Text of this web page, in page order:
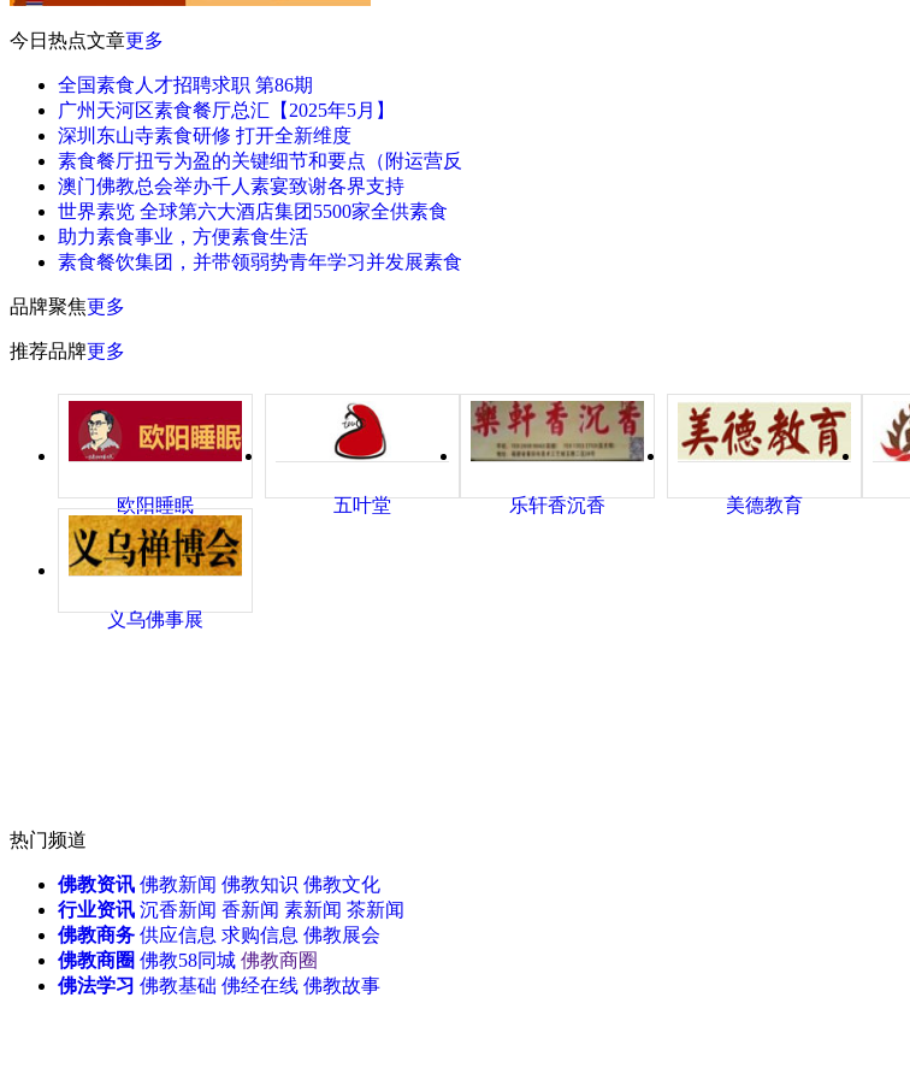
今日热点文章更多
全国素食人才招聘求职 第86期
广州天河区素食餐厅总汇【2025年5月】
深圳东山寺素食研修 打开全新维度
素食餐厅扭亏为盈的关键细节和要点（附运营反
澳门佛教总会举办千人素宴致谢各界支持
世界素览 全球第六大酒店集团5500家全供素食
助力素食事业，方便素食生活
素食餐饮集团，并带领弱势青年学习并发展素食
品牌聚焦更多
推荐品牌更多
欧阳睡眠 五叶堂 乐轩香沉香 美德教育
义乌佛事展
天津佛事展 无锡佛博会
热门频道
佛教资讯 佛教新闻 佛教知识 佛教文化
行业资讯 沉香新闻 香新闻 素新闻 茶新闻
佛教商务 供应信息 求购信息 佛教展会
佛教商圈 佛教58同城 佛教商圈
佛法学习 佛教基础 佛经在线 佛教故事